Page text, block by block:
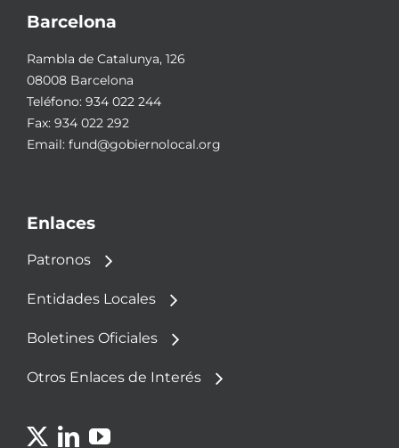
Barcelona
Rambla de Catalunya, 126
08008 Barcelona
Teléfono: 934 022 244
Fax: 934 022 292
Email: fund@gobiernolocal.org
Enlaces
Patronos
Entidades Locales
Boletines Oficiales
Otros Enlaces de Interés